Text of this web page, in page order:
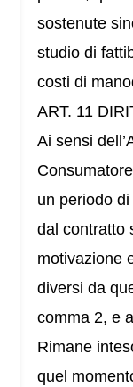
sostenute
studio di
costi di
ART. 11
Ai sensi
un periodo
dal contratto
motivazione
diversi da
comma 2, e
Rimane
quel